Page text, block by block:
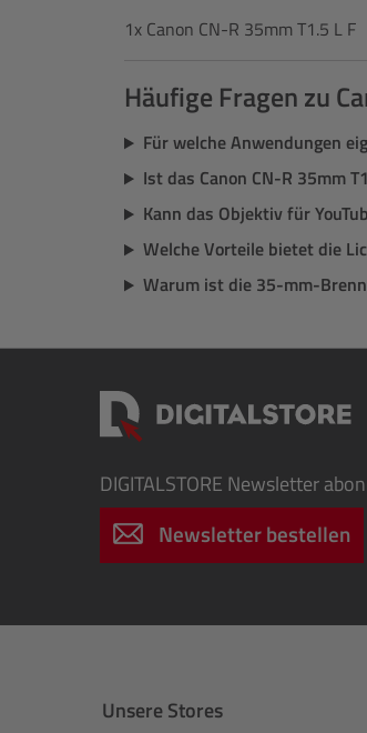
1x Canon CN-R 35mm T1.5 L F
Häufige Fragen zu
Für welche Anwendungen
Ist das Canon CN-R 35mm
Kann das Objektiv für
Welche Vorteile bietet die
Warum ist die 35-mm-
DIGITALSTORE Newsletter
Newsletter bestellen
Unsere Stores